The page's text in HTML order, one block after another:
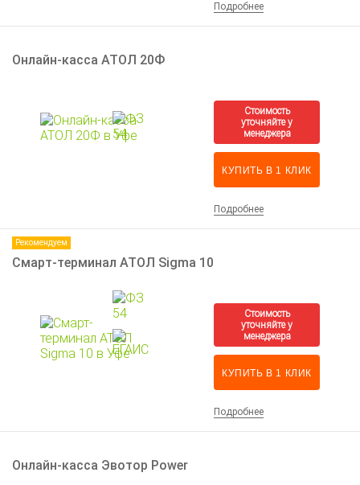
Подробнее
Онлайн-касса АТОЛ 20Ф
КУПИТЬ В 1 КЛИК
Подробнее
Рекомендуем
Смарт-терминал АТОЛ Sigma 10
КУПИТЬ В 1 КЛИК
Подробнее
Онлайн-касса Эвотор Power